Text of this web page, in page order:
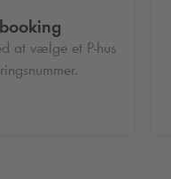
at vælge et P-hus